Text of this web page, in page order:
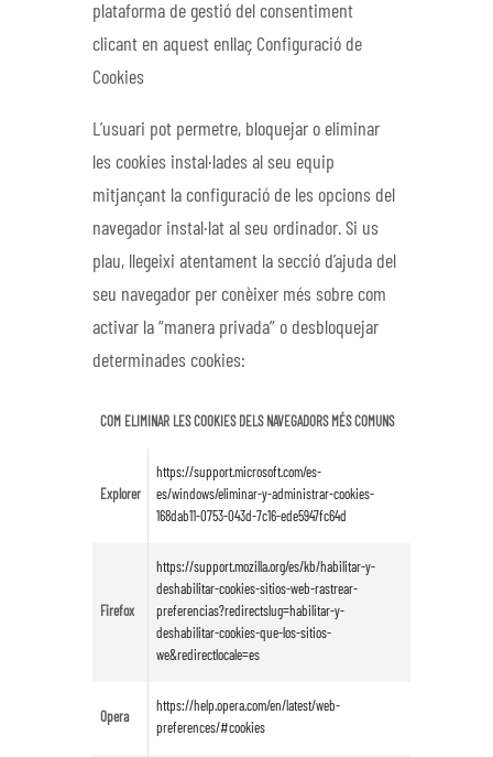
plataforma de gestió del consentiment
clicant en aquest enllaç Configuració de
Cookies
L’usuari pot permetre, bloquejar o eliminar
les cookies instal·lades al seu equip
mitjançant la configuració de les opcions del
navegador instal·lat al seu ordinador. Si us
plau, llegeixi atentament la secció d’ajuda del
seu navegador per conèixer més sobre com
activar la “manera privada” o desbloquejar
determinades cookies:
COM ELIMINAR LES COOKIES DELS NAVEGADORS MÉS COMUNS
Explorer
https://support.microsoft.com/es-
es/windows/eliminar-y-administrar-cookies-
168dab11-0753-043d-7c16-ede5947fc64d
Firefox
https://support.mozilla.org/es/kb/habilitar-y-
deshabilitar-cookies-sitios-web-rastrear-
preferencias?redirectslug=habilitar-y-
deshabilitar-cookies-que-los-sitios-
we&redirectlocale=es
Opera
https://help.opera.com/en/latest/web-
preferences/#cookies